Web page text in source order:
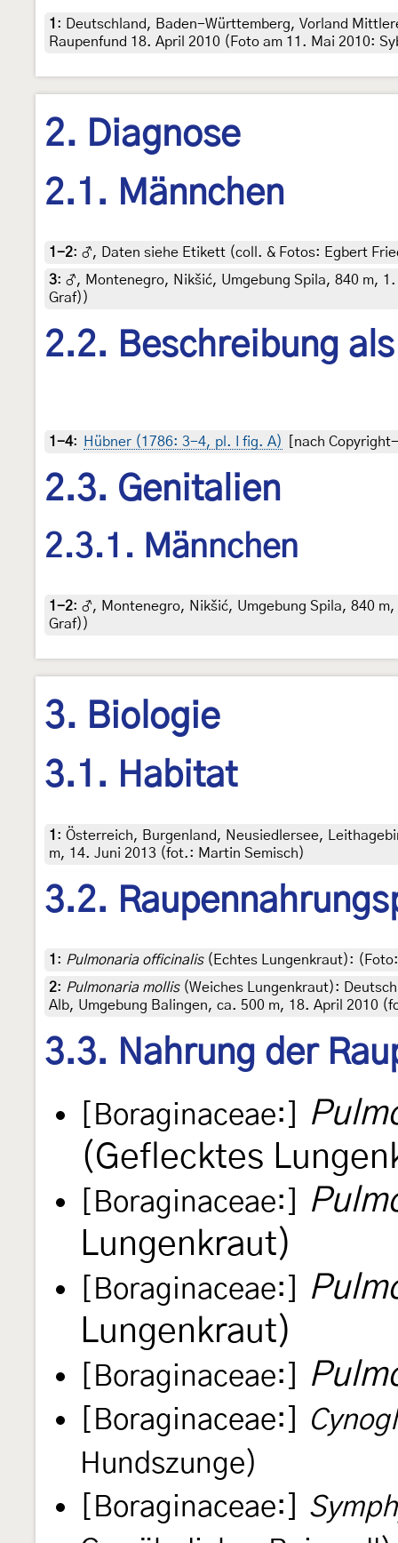
1 :
Deutschland, Baden-Württemberg, Vorland
Raupenfund 18. April 2010 (Foto am 11. Mai 2010:
2. Diagnose
2.1. Männchen
1-2: ♂, Daten siehe Etikett (coll. & Fotos: Egbert
3: ♂, Montenegro, Nikšić, Umgebung Spila, 840 m,
Graf))
2.2. Beschreibung
1-4: Hübner (1786: 3-4, pl. I fig. A) [nach
2.3. Genitalien
2.3.1. Männchen
1-2: ♂, Montenegro, Nikšić, Umgebung Spila, 840
Graf))
3. Biologie
3.1. Habitat
1 : Österreich, Burgenland, Neusiedlersee,
m, 14. Juni 2013 (fot.: Martin Semisch)
3.2.
1 : Pulmonaria officinalis(Echtes Lungenkraut):
2: Pulmonaria mollis(Weiches Lungenkraut):
Alb, Umgebung Balingen, ca. 500 m, 18. April 2010
3.3. Nahrung der
[Boraginaceae:]
(Geflecktes
[Boraginaceae:]
Lungenkraut)
[Boraginaceae:]
Lungenkraut)
[Boraginaceae:]
[Boraginaceae:]
Hundszunge)
[Boraginaceae:]